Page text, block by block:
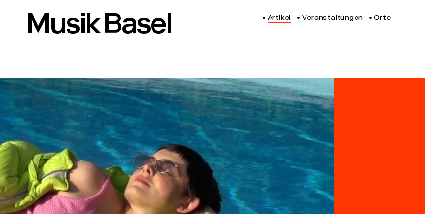
Musik Basel Artikel Veranstaltungen Orte